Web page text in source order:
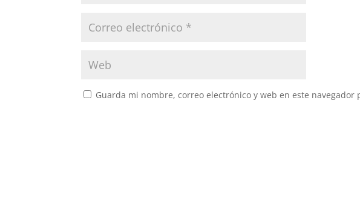
Guarda mi nombre, correo electrónico y web en este navegador